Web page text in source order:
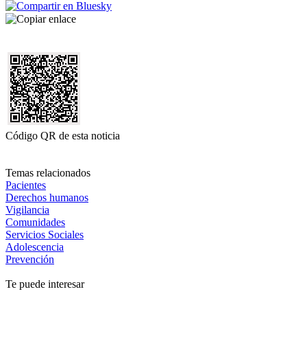
Código QR de esta noticia
Temas relacionados
Pacientes
Derechos humanos
Vigilancia
Comunidades
Servicios Sociales
Adolescencia
Prevención
Te puede interesar